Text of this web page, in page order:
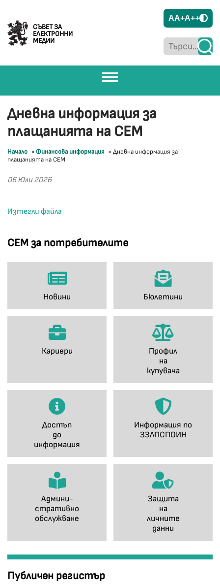
СЪВЕТ ЗА
ЕЛЕКТРОННИ
МЕДИИ
AA+A++
СЕМ за потребителите
Новини Бюлетини
Кариери
Профил
на
купувача
Достъп
до
информация
Информация по
ЗЗЛПСПОИН
Админи-
стративно
обслужване
Защита
на
личните
данни
Публичен регистър
Дневна информация за
плащанията на СЕМ
Начало » Финансова информация »Дневна информация за
плащанията на СЕМ
06 Юли 2026
Изтегли файла